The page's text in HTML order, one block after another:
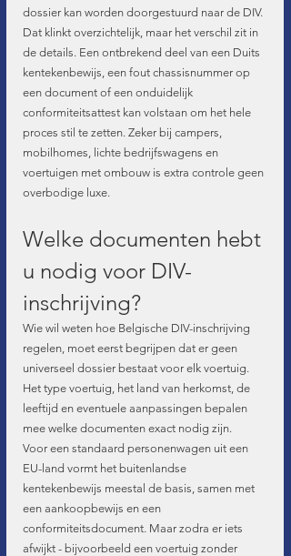
dossier kan worden doorgestuurd naar de DIV.
Dat klinkt overzichtelijk, maar het verschil zit in
de details. Een ontbrekend deel van een Duits
kentekenbewijs, een fout chassisnummer op
een document of een onduidelijk
conformiteitsattest kan volstaan om het hele
proces stil te zetten. Zeker bij campers,
mobilhomes, lichte bedrijfswagens en
voertuigen met ombouw is extra controle geen
overbodige luxe.
Welke documenten hebt
u nodig voor DIV-
inschrijving?
Wie wil weten hoe Belgische DIV-inschrijving
regelen, moet eerst begrijpen dat er geen
universeel dossier bestaat voor elk voertuig.
Het type voertuig, het land van herkomst, de
leeftijd en eventuele aanpassingen bepalen
mee welke documenten exact nodig zijn.
Voor een standaard personenwagen uit een
EU-land vormt het buitenlandse
kentekenbewijs meestal de basis, samen met
een aankoopbewijs en een
conformiteitsdocument. Maar zodra er iets
afwijkt - bijvoorbeeld een voertuig zonder